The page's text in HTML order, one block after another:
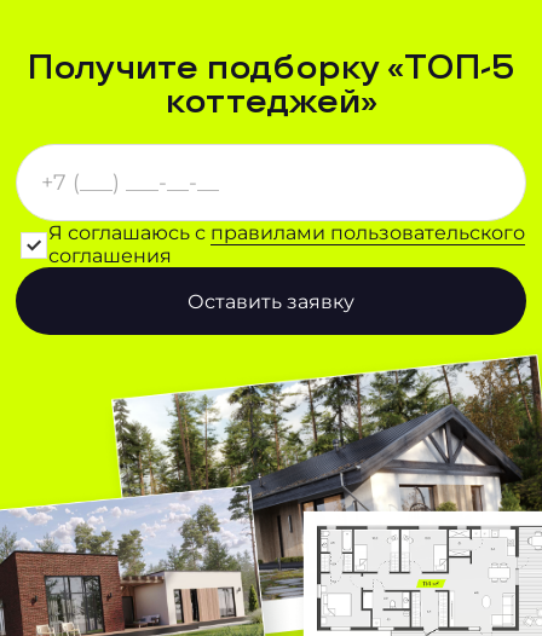
Получите подборку «ТОП-5
коттеджей»
Я соглашаюсь с правилами пользовательского
соглашения